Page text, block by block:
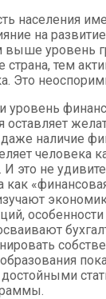
населения
на
уровень
тем
Это
уровень
оставляет
наличие
человека
это не
как